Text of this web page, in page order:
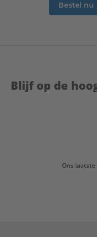
Bestel nu
Blijf op de
Ons